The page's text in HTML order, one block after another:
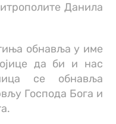
Данила
обнавља у име
да би и нас
се обнавља
Господа Бога и